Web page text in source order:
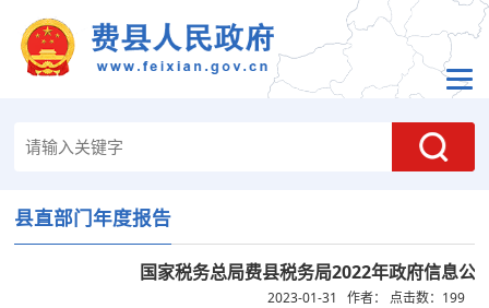
县直部门年度报告
国家税务总局费县税务局2022年政府信息公
2023-01-31 作者： 点击数： 199